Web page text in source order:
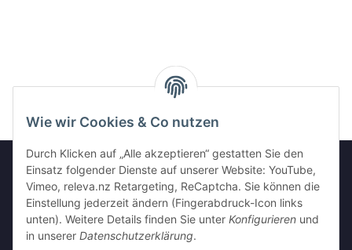
Wie wir Cookies & Co nutzen
Durch Klicken auf „Alle akzeptieren“ gestatten Sie den
Einsatz folgender Dienste auf unserer Website: YouTube,
Vimeo, releva.nz Retargeting, ReCaptcha. Sie können die
Einstellung jederzeit ändern (Fingerabdruck-Icon links
unten). Weitere Details finden Sie unter Konfigurieren und
in unserer Datenschutzerklärung.
Informationen
Gesetzliche Informationen